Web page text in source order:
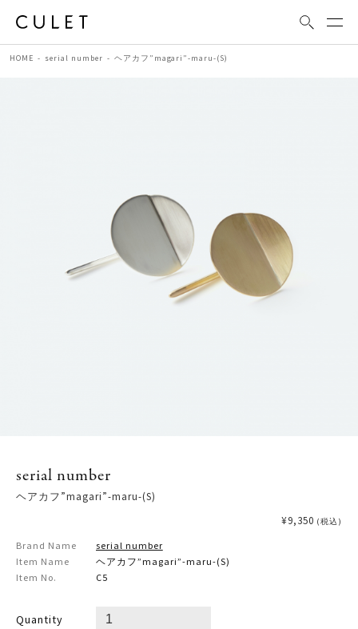
HOME serial number ヘアカフ”magari”-maru-(S)
serial number
ヘアカフ”magari”-maru-(S)
¥9,350 (税込)
Brand Name
serial number
Item Name
ヘアカフ”magari”-maru-(S)
Item No.
C5
Quantity